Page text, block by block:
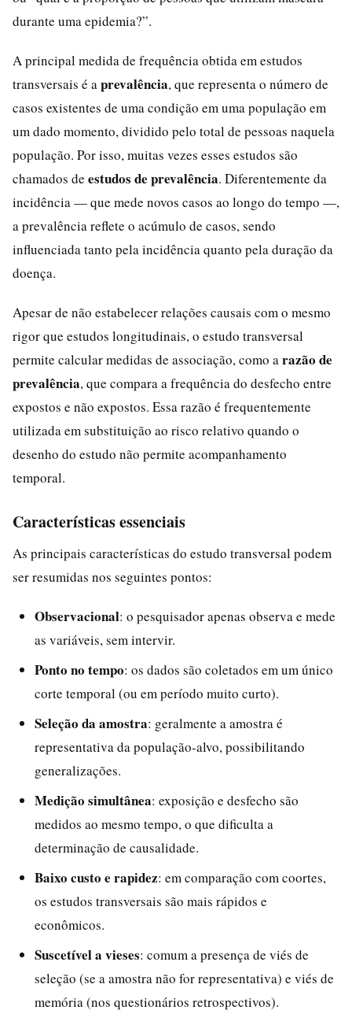
durante uma epidemia?”.
A principal medida de frequência obtida em estudos
transversais é a prevalência, que representa o número de
casos existentes de uma condição em uma população em
um dado momento, dividido pelo total de pessoas naquela
população. Por isso, muitas vezes esses estudos são
chamados de estudos de prevalência. Diferentemente da
incidência — que mede novos casos ao longo do tempo —,
a prevalência reflete o acúmulo de casos, sendo
influenciada tanto pela incidência quanto pela duração da
doença.
Apesar de não estabelecer relações causais com o mesmo
rigor que estudos longitudinais, o estudo transversal
permite calcular medidas de associação, como a razão de
prevalência, que compara a frequência do desfecho entre
expostos e não expostos. Essa razão é frequentemente
utilizada em substituição ao risco relativo quando o
desenho do estudo não permite acompanhamento
temporal.
Características essenciais
As principais características do estudo transversal podem
ser resumidas nos seguintes pontos:
Observacional: o pesquisador apenas observa e mede
as variáveis, sem intervir.
Ponto no tempo: os dados são coletados em um único
corte temporal (ou em período muito curto).
Seleção da amostra: geralmente a amostra é
representativa da população-alvo, possibilitando
generalizações.
Medição simultânea: exposição e desfecho são
medidos ao mesmo tempo, o que dificulta a
determinação de causalidade.
Baixo custo e rapidez: em comparação com coortes,
os estudos transversais são mais rápidos e
econômicos.
Suscetível a vieses: comum a presença de viés de
seleção (se a amostra não for representativa) e viés de
memória (nos questionários retrospectivos).